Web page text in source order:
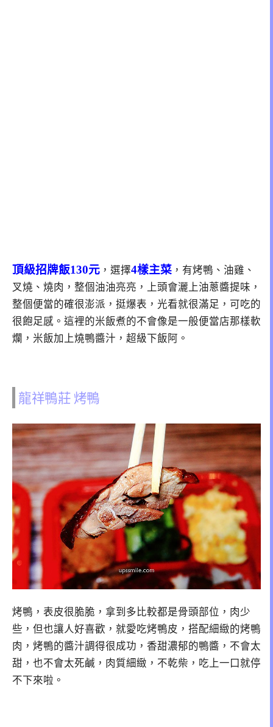
頂級招牌飯130元 ，選擇4樣主菜 ，有烤鴨、油雞、
叉燒、燒肉，整個油油亮亮，上頭會灑上油蔥醬提味，
整個便當的確很澎派，挺爆表，光看就很滿足，可吃的
很飽足感。這裡的米飯煮的不會像是一般便當店那樣軟
爛，米飯加上燒鴨醬汁，超級下飯阿。
龍祥鴨莊 烤鴨
烤鴨，表皮很脆脆，拿到多比較都是骨頭部位，肉少
些，但也讓人好喜歡，就愛吃烤鴨皮，搭配細緻的烤鴨
肉，烤鴨的醬汁調得很成功，香甜濃郁的鴨醬，不會太
甜，也不會太死鹹，肉質細緻，不乾柴，吃上一口就停
不下來啦。